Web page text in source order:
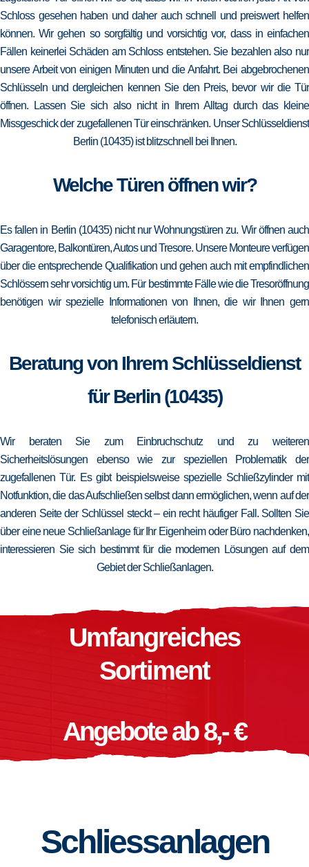
Schloss gesehen haben und daher auch schnell und preiswert helfen
können. Wir gehen so sorgfältig und vorsichtig vor, dass in einfachen
Fällen keinerlei Schäden am Schloss entstehen. Sie bezahlen also nur
unsere Arbeit von einigen Minuten und die Anfahrt. Bei abgebrochenen
Schlüsseln und dergleichen kennen Sie den Preis, bevor wir die Tür
öffnen. Lassen Sie sich also nicht in Ihrem Alltag durch das kleine
Missgeschick der zugefallenen Tür einschränken. Unser Schlüsseldienst
Berlin (10435) ist blitzschnell bei Ihnen.
Welche Türen öffnen wir?
Es fallen in Berlin (10435) nicht nur Wohnungstüren zu. Wir öffnen auch
Garagentore, Balkontüren, Autos und Tresore. Unsere Monteure verfügen
über die entsprechende Qualifikation und gehen auch mit empfindlichen
Schlössern sehr vorsichtig um. Für bestimmte Fälle wie die Tresoröffnung
benötigen wir spezielle Informationen von Ihnen, die wir Ihnen gern
telefonisch erläutern.
Beratung von Ihrem Schlüsseldienst
für Berlin (10435)
Wir beraten Sie zum Einbruchschutz und zu weiteren
Sicherheitslösungen ebenso wie zur speziellen Problematik der
zugefallenen Tür. Es gibt beispielsweise spezielle Schließzylinder mit
Notfunktion, die das Aufschließen selbst dann ermöglichen, wenn auf der
anderen Seite der Schlüssel steckt – ein recht häufiger Fall. Sollten Sie
über eine neue Schließanlage für Ihr Eigenheim oder Büro nachdenken,
interessieren Sie sich bestimmt für die modernen Lösungen auf dem
Gebiet der Schließanlagen.
Umfangreiches
Sortiment
Angebote ab 8,- €
Schliessanlagen